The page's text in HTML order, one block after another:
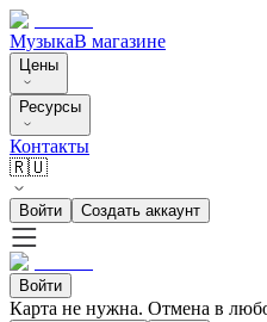
МузыкаВ магазине
Цены
Ресурсы
Контакты
🇷🇺
Войти Создать аккаунт
Войти
Карта не нужна. Отмена в